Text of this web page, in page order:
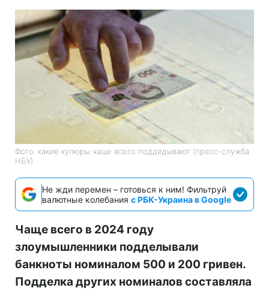
Фото: какие купюры чаще всего поддедывают (пресс-служба
НБУ)
Не жди перемен – готовься к ним! Фильтруй
валютные колебания с РБК-Украина в Google
Чаще всего в 2024 году
злоумышленники подделывали
банкноты номиналом 500 и 200 гривен.
Подделка других номиналов составляла